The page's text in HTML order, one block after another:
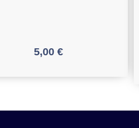
5,00 €